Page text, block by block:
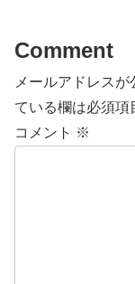
Comment
メールアドレスが
ている欄は必須項
コメント ※